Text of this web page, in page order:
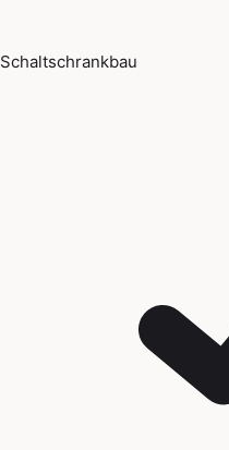
Schaltschrankbau